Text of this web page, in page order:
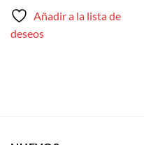
Añadir a la lista de
deseos